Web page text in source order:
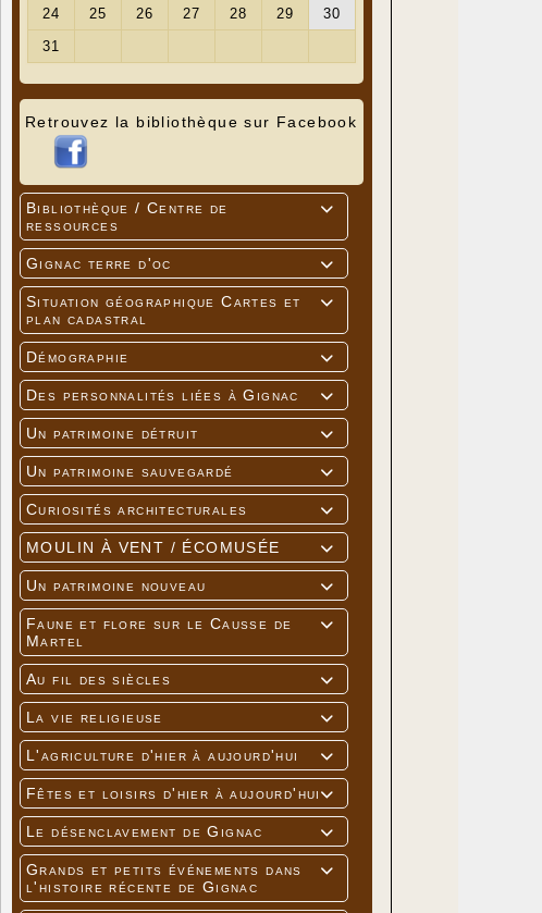
Retrouvez la bibliothèque sur Facebook

Bibliothèque / Centre de
ressources

Gignac terre d'oc

Situation géographique Cartes et
plan cadastral

Démographie

Des personnalités liées à Gignac

Un patrimoine détruit

Un patrimoine sauvegardé

Curiosités architecturales

MOULIN À VENT / ÉCOMUSÉE

Un patrimoine nouveau

Faune et flore sur le Causse de
Martel

Au fil des siècles

La vie religieuse

L'agriculture d'hier à aujourd'hui

Fêtes et loisirs d'hier à aujourd'hui

Le désenclavement de Gignac

Grands et petits événements dans
l'histoire récente de Gignac